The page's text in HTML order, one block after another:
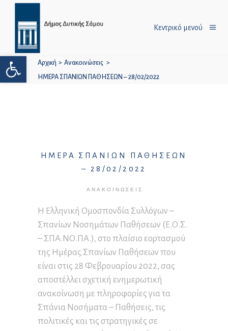
Ανοίξτε τη γραμμή εργαλείων
Κεντρικό μενού
Αρχική > Ανακοινώσεις >
ΗΜΕΡΑ ΣΠΑΝΙΩΝ ΠΑΘΗΣΕΩΝ – 28/02/2022
ΗΜΕΡΑ ΣΠΑΝΙΩΝ ΠΑΘΗΣΕΩΝ
– 28/02/2022
ΑΝΑΚΟΙΝΏΣΕΙΣ
H Ελληνική Ομοσπονδία Συλλόγων –
Σπανίων Νοσημάτων Παθήσεων (Ε.Ο.Σ.
– ΣΠΑ.ΝΟ.ΠΑ.), στο πλαίσιο εορτασμού
της Ημέρας Σπανίων Παθήσεων που
είναι στις 28 Φεβρουαρίου 2022, σας
αποστέλλει σχετική ενημερωτική
ανακοίνωση με πληροφορίες για τα
Σπάνια Νοσήματα – Παθήσεις, τις
πολιτικές και τις στρατηγικές σε